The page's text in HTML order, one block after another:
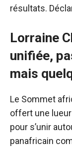
résultats.
Lorraine
unifiée,
mais
Le Sommet
offert une
pour s’unir
panafricain